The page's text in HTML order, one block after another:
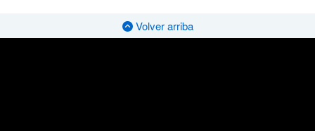
Volver arriba